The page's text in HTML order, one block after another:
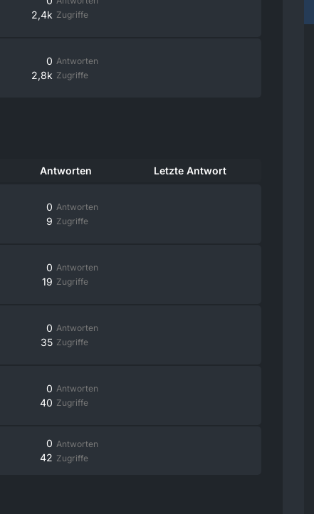
Zugriffe
2,4k
Antworten
0
Zugriffe
2,8k
Antworten Letzte Antwort
Antworten
0
Zugriffe
9
Antworten
0
Zugriffe
19
Antworten
0
Zugriffe
35
Antworten
0
Zugriffe
40
Antworten
0
Zugriffe
42